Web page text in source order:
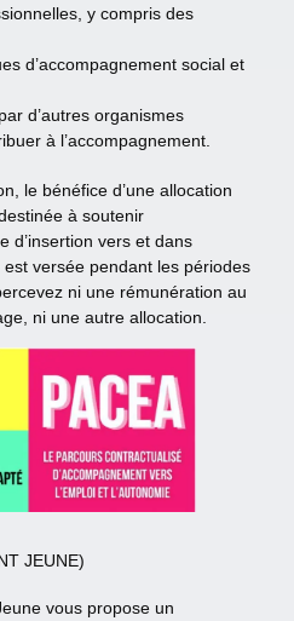
y compris des
d’accompagnement social et
d’autres organismes
à l’accompagnement.
le bénéfice d’une allocation
à soutenir
d’insertion vers et dans
est versée pendant les périodes
ni une rémunération au
ni une autre allocation.
JEUNE)
vous propose un